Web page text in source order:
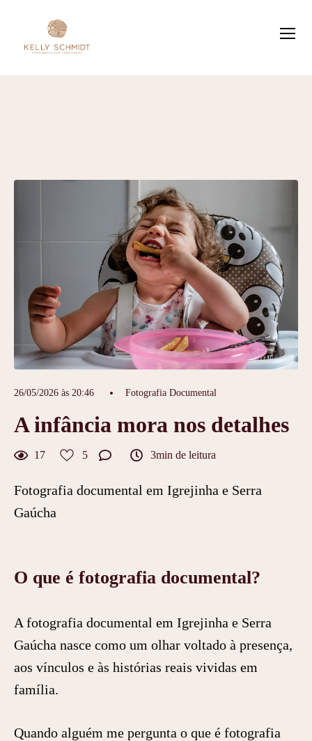
26/05/2026 às 20:46 Fotografia Documental
A infância mora nos detalhes
17 5 3min de leitura
Fotografia documental em Igrejinha e Serra
Gaúcha
O que é fotografia documental?
A fotografia documental em Igrejinha e Serra
Gaúcha nasce como um olhar voltado à presença,
aos vínculos e às histórias reais vividas em
família.
Quando alguém me pergunta o que é fotografia